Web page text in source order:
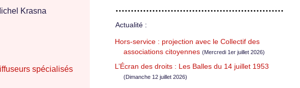
Krasna
spécialisés
Actualité :
Hors-service : projection avec le Collectif des
associations citoyennes (Mercredi 1er juillet 2026)
L’Écran des droits : Les Balles du 14 juillet 1953
(Dimanche 12 juillet 2026)